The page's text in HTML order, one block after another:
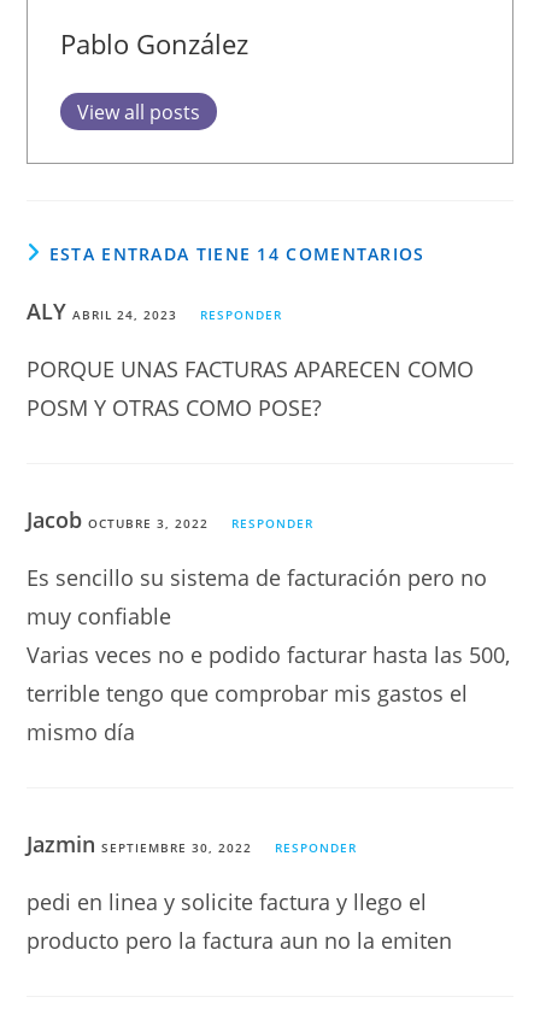
Pablo González
View all posts
ESTA ENTRADA TIENE 14 COMENTARIOS
ALYABRIL 24, 2023 RESPONDER
PORQUE UNAS FACTURAS APARECEN COMO
POSM Y OTRAS COMO POSE?
JacobOCTUBRE 3, 2022 RESPONDER
Es sencillo su sistema de facturación pero no
muy confiable
Varias veces no e podido facturar hasta las 500,
terrible tengo que comprobar mis gastos el
mismo día
JazminSEPTIEMBRE 30, 2022 RESPONDER
pedi en linea y solicite factura y llego el
producto pero la factura aun no la emiten